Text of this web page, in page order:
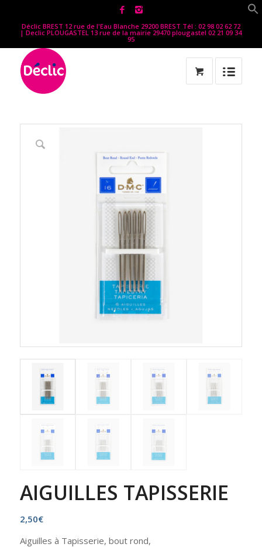
Déclic BREST 12 rue de l'Eau Blanche 29200 BREST Tél : 02 98 02 62 72
| Declic PLOUGASTEL 13 rue de la mairie 29470 plougastel 02 21 09 34
95
AIGUILLES TAPISSERIE
2,50€
Aiguilles à Tapisserie, bout rond,